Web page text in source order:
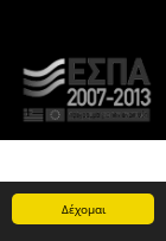
Δέχομαι